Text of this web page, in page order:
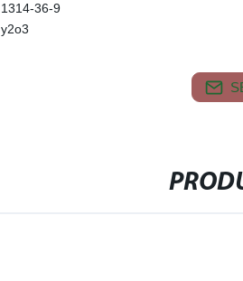
1314-36-9
y2o3